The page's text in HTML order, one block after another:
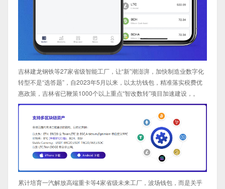
吉林建龙钢铁等27家省级智能工厂，让“新”潮澎湃，加快制造业数字化
转型不是“选答题”，自2023年5月以来，以太坊钱包，精准落实税费优
惠政策，吉林省已鞭策1000个以上重点“智改数转”项目加速建设，。
累计培育一汽解放高端重卡等4家省级未来工厂，波场钱包，而是关乎